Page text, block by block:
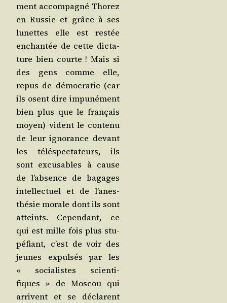
ment accom­pa­gné Tho­rez
en Rus­sie et grâce à ses
lunettes elle est res­tée
enchan­tée de cette dic­ta­
ture bien courte ! Mais si
des gens comme elle,
repus de démo­cra­tie (car
ils osent dire impu­né­ment
bien plus que le fran­çais
moyen) vident le conte­nu
de leur igno­rance devant
les télé­spec­ta­teurs, ils
sont excu­sables à cause
de l’ab­sence de bagages
intel­lec­tuel et de l’anes­
thé­sie morale dont ils sont
atteints. Cepen­dant, ce
qui est mille fois plus stu­
pé­fiant, c’est de voir des
jeunes expul­sés par les
« socia­listes scien­ti­
fiques » de Mos­cou qui
arrivent et se déclarent